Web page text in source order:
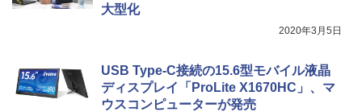
大型化
2020年3月5日
USB Type-C接続の15.6型モバイル液晶
ディスプレイ「ProLite X1670HC」、マ
ウスコンピューターが発売